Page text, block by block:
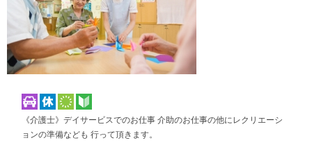
《介護士》デイサービスでのお仕事 介助のお仕事の他にレクリエーシ
ョンの準備なども 行って頂きます。